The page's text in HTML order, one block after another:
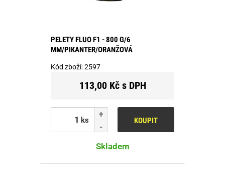
PELETY FLUO F1 - 800 G/6
MM/PIKANTER/ORANŽOVÁ
Kód zboží:2597
113,00 Kč s DPH
ks KOUPIT
Skladem